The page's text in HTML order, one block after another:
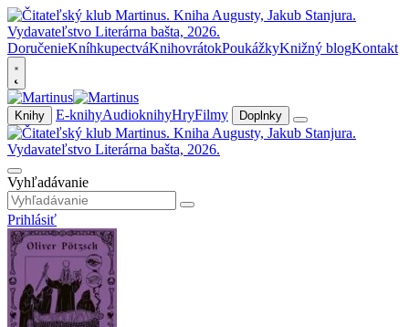
DoručenieKníhkupectváKnihovrátokPoukážkyKnižný blogKontakt
Knihy E-knihyAudioknihyHryFilmy Doplnky
Vyhľadávanie
Prihlásiť